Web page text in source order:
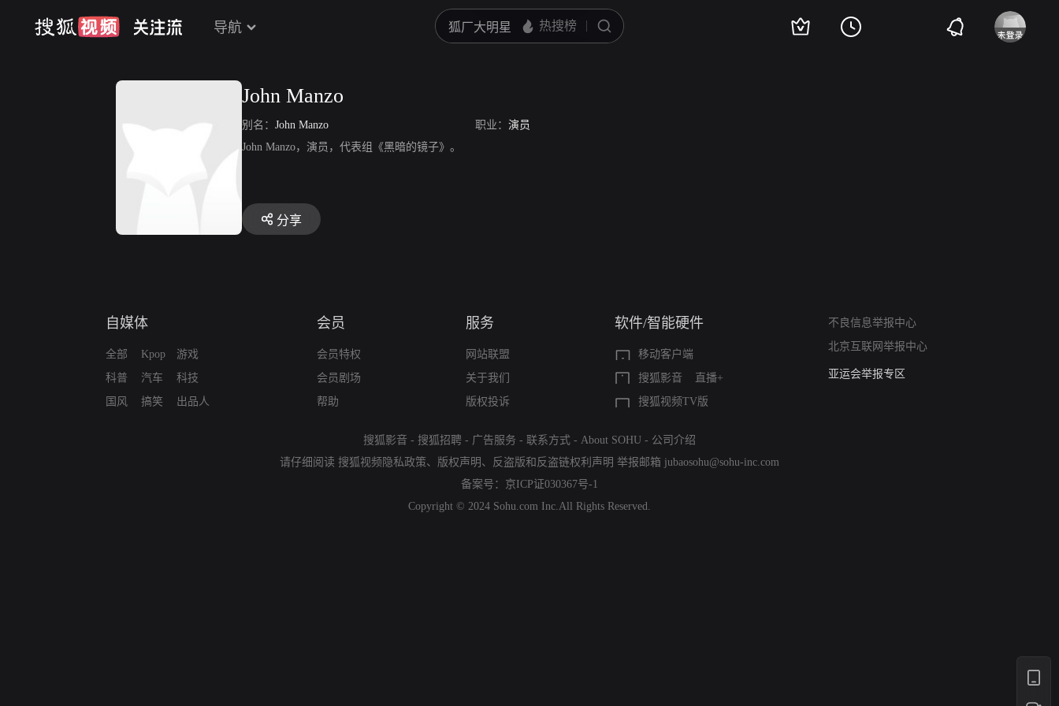
导航
John Manzo
别名： John Manzo 职业： 演员
John Manzo，演员，代表组《黑暗的镜子》。
分享
自媒体
全部
科普
国风
Kpop
汽车
搞笑
游戏
科技
出品人
会员
会员特权
会员剧场
帮助
服务
网站联盟
关于我们
版权投诉
软件/智能硬件
移动客户端
搜狐影音
直播+
搜狐视频TV版
不良信息举报中心
北京互联网举报中心
算法推荐专项举报
亚运会举报专区
搜狐影音 - 搜狐招聘 - 广告服务 - 联系方式 - About SOHU - 公司介绍
请仔细阅读 搜狐视频隐私政策、 版权声明 、 反盗版和反盗链权利声明 举报邮箱 jubaosohu@sohu-inc.com
备案号： 京ICP证030367号-1
Copyright © 2024 Sohu.com Inc.All Rights Reserved.